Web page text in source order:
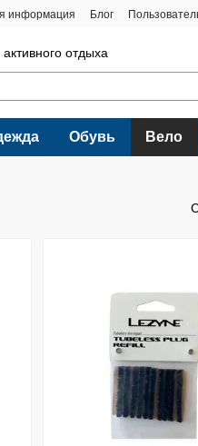
информация Блог
отдыха
Обувь Вело